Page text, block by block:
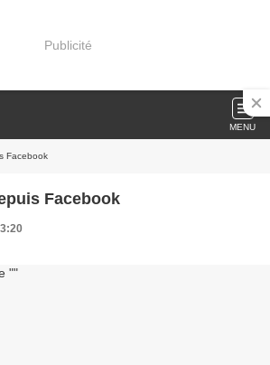
Publicité
MENU
Facebook
Article publié depuis Facebook